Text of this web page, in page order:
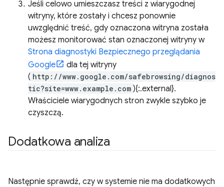
Jeśli celowo umieszczasz treści z wiarygodnej
witryny, które zostały i chcesz ponownie
uwzględnić treść, gdy oznaczona witryna została
możesz monitorować stan oznaczonej witryny w
Strona diagnostyki Bezpiecznego przeglądania
Google
dla tej witryny
( http://www.google.com/safebrowsing/diagnos
tic?site=www.example.com ){:.external}.
Właściciele wiarygodnych stron zwykle szybko je
czyszczą.
Dodatkowa analiza
Następnie sprawdź, czy w systemie nie ma dodatkowych